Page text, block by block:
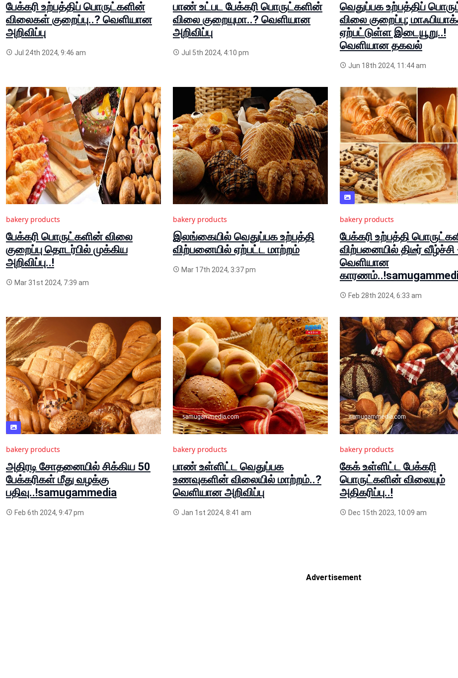
பேக்கரி உற்பத்திப் பொருட்களின்
விலைகள் குறைப்பு..? வெளியான
அறிவிப்பு
Jul 24th 2024, 9:46 am
பாண் உட்பட பேக்கரி பொருட்களின்
விலை குறையுமா..? வெளியான
அறிவிப்பு
Jul 5th 2024, 4:10 pm
வெதுப்பக உற்பத்திப்
விலை குறைப்பு;
ஏற்பட்டுள்ள இடையூறு..!
வெளியான தகவல்
Jun 18th 2024, 11:44 am
bakery products
பேக்கரி பொருட்களின் விலை
குறைப்பு தொடர்பில் முக்கிய
அறிவிப்பு..!
Mar 31st 2024, 7:39 am
bakery products
இலங்கையில் வெதுப்பக உற்பத்தி
விற்பனையில் ஏற்பட்ட மாற்றம்
Mar 17th 2024, 3:37 pm
bakery products
பேக்கரி உற்பத்தி
விற்பனையில் திடீர் வீழ்ச்சி
வெளியான
Feb 28th 2024, 6:33 am
bakery products
அதிரடி சோதனையில் சிக்கிய 50
பேக்கரிகள் மீது வழக்கு
பதிவு..!samugammedia
Feb 6th 2024, 9:47 pm
bakery products
பாண் உள்ளிட்ட வெதுப்பக
உணவுகளின் விலையில் மாற்றம்..?
வெளியான அறிவிப்பு
Jan 1st 2024, 8:41 am
bakery products
கேக் உள்ளிட்ட பேக்கரி
பொருட்களின் விலையும்
அதிகரிப்பு..!
Dec 15th 2023, 10:09 am
Advertisement